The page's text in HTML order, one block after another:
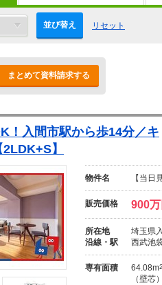
並び替え リセット
まとめて資料請求する
！入間市駅から歩14分／キ
】
物件名 【当日
販売価格 900万
所在地
埼玉県
沿線・駅
西武池
専有面積 64.08m2
（壁芯）